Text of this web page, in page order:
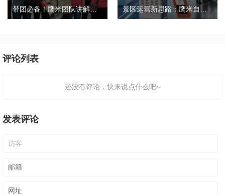
带团必备！鹰米团队讲解器，防串音 + 易管理双在线
评论列表
还没有评论，快来说点什么吧~
发表评论